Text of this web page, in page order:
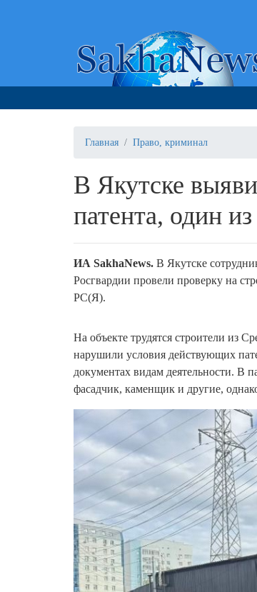
Главная Право, криминал
В Якутске
патента, один
ИА SakhaNews. В Якутске
Росгвардии провели проверку на
РС(Я).
На объекте трудятся строители из
нарушили условия действующих
документах видам деятельности. В
фасадчик, каменщик и другие,